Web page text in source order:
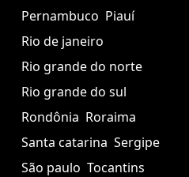
Pernambuco Piauí
Rio de janeiro
Rio grande do norte
Rio grande do sul
Rondônia Roraima
Santa catarina Sergipe
São paulo Tocantins